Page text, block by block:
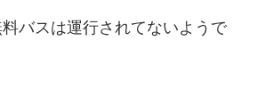
バスは運行されてないようで